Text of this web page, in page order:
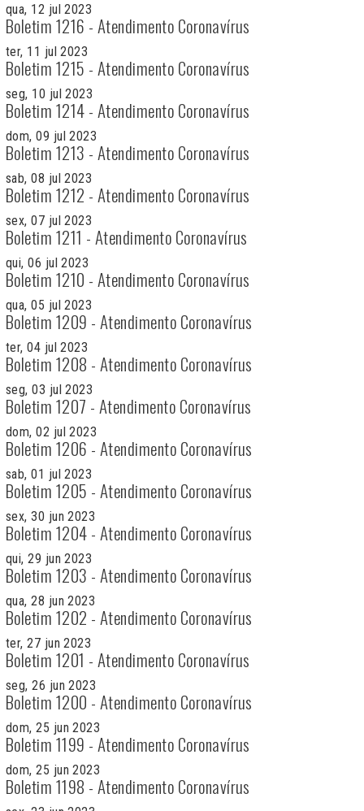
qua, 12 jul 2023
Boletim 1216 - Atendimento Coronavírus
ter, 11 jul 2023
Boletim 1215 - Atendimento Coronavírus
seg, 10 jul 2023
Boletim 1214 - Atendimento Coronavírus
dom, 09 jul 2023
Boletim 1213 - Atendimento Coronavírus
sab, 08 jul 2023
Boletim 1212 - Atendimento Coronavírus
sex, 07 jul 2023
Boletim 1211 - Atendimento Coronavírus
qui, 06 jul 2023
Boletim 1210 - Atendimento Coronavírus
qua, 05 jul 2023
Boletim 1209 - Atendimento Coronavírus
ter, 04 jul 2023
Boletim 1208 - Atendimento Coronavírus
seg, 03 jul 2023
Boletim 1207 - Atendimento Coronavírus
dom, 02 jul 2023
Boletim 1206 - Atendimento Coronavírus
sab, 01 jul 2023
Boletim 1205 - Atendimento Coronavírus
sex, 30 jun 2023
Boletim 1204 - Atendimento Coronavírus
qui, 29 jun 2023
Boletim 1203 - Atendimento Coronavírus
qua, 28 jun 2023
Boletim 1202 - Atendimento Coronavírus
ter, 27 jun 2023
Boletim 1201 - Atendimento Coronavírus
seg, 26 jun 2023
Boletim 1200 - Atendimento Coronavírus
dom, 25 jun 2023
Boletim 1199 - Atendimento Coronavírus
dom, 25 jun 2023
Boletim 1198 - Atendimento Coronavírus